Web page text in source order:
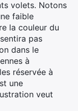
volets. Notons
faible
la couleur du
pas
dans le
à
réservée à
une
veut